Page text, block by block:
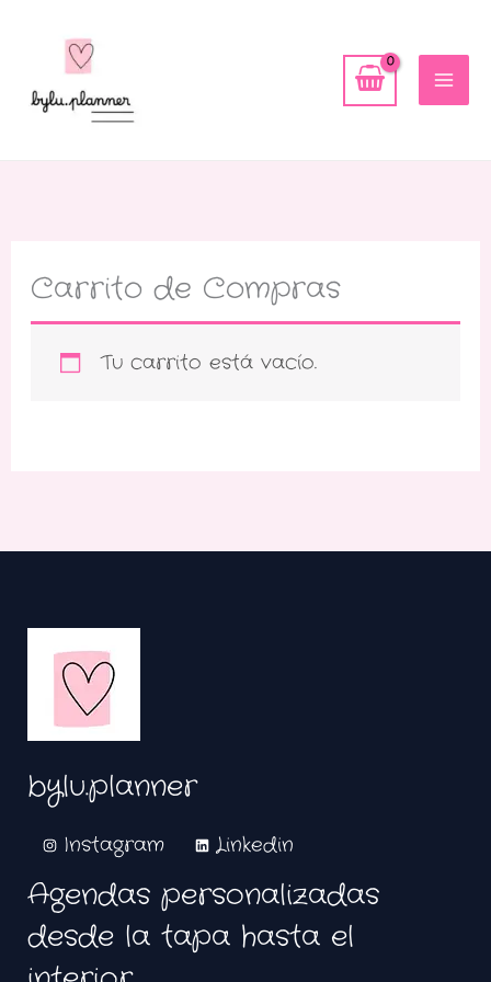
contenido
Carrito de Compras
Tu carrito está vacío.
bylu.planner
Instagram Linkedin
Agendas personalizadas
desde la tapa hasta el